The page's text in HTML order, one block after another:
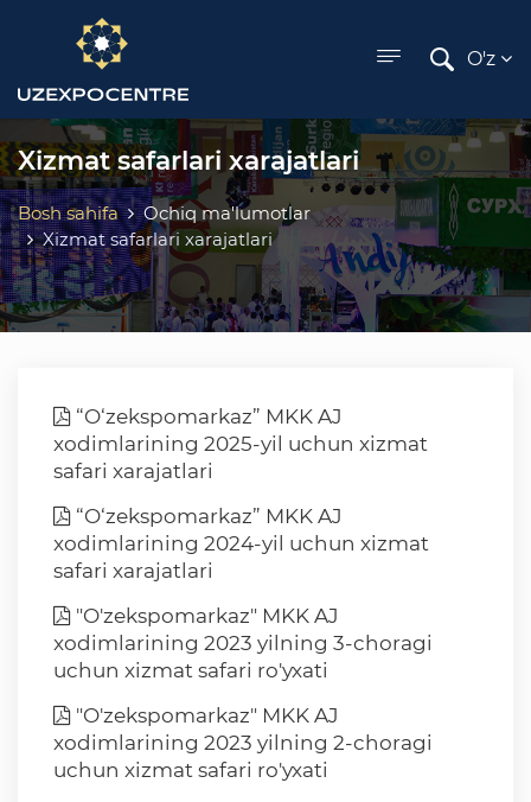
menu
O'z
Xizmat safarlari xarajatlari
Bosh sahifa
Ochiq ma'lumotlar
Xizmat safarlari xarajatlari
“O‘zekspomarkaz” MKK AJ
xodimlarining 2025-yil uchun xizmat
safari xarajatlari
“O‘zekspomarkaz” MKK AJ
xodimlarining 2024-yil uchun xizmat
safari xarajatlari
"O'zekspomarkaz" MKK AJ
xodimlarining 2023 yilning 3-choragi
uchun xizmat safari ro'yxati
"O'zekspomarkaz" MKK AJ
xodimlarining 2023 yilning 2-choragi
uchun xizmat safari ro'yxati